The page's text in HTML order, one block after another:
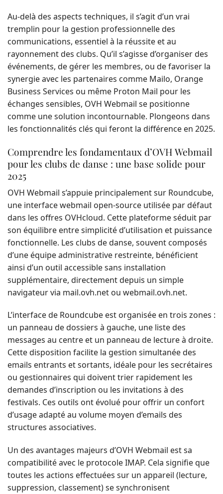
Au-delà des aspects techniques, il s’agit d’un vrai
tremplin pour la gestion professionnelle des
communications, essentiel à la réussite et au
rayonnement des clubs. Qu’il s’agisse d’organiser des
événements, de gérer les membres, ou de favoriser la
synergie avec les partenaires comme Mailo, Orange
Business Services ou même Proton Mail pour les
échanges sensibles, OVH Webmail se positionne
comme une solution incontournable. Plongeons dans
les fonctionnalités clés qui feront la différence en 2025.
Comprendre les fondamentaux d’OVH Webmail
pour les clubs de danse : une base solide pour
2025
OVH Webmail s’appuie principalement sur Roundcube,
une interface webmail open-source utilisée par défaut
dans les offres OVHcloud. Cette plateforme séduit par
son équilibre entre simplicité d’utilisation et puissance
fonctionnelle. Les clubs de danse, souvent composés
d’une équipe administrative restreinte, bénéficient
ainsi d’un outil accessible sans installation
supplémentaire, directement depuis un simple
navigateur via mail.ovh.net ou webmail.ovh.net.
L’interface de Roundcube est organisée en trois zones :
un panneau de dossiers à gauche, une liste des
messages au centre et un panneau de lecture à droite.
Cette disposition facilite la gestion simultanée des
emails entrants et sortants, idéale pour les secrétaires
ou gestionnaires qui doivent trier rapidement les
demandes d’inscription ou les invitations à des
festivals. Ces outils ont évolué pour offrir un confort
d’usage adapté au volume moyen d’emails des
structures associatives.
Un des avantages majeurs d’OVH Webmail est sa
compatibilité avec le protocole IMAP. Cela signifie que
toutes les actions effectuées sur un appareil (lecture,
suppression, classement) se synchronisent